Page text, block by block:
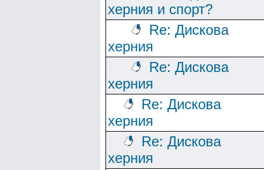
херния и спорт?
Re: Дискова
херния
Re: Дискова
херния
Re: Дискова
херния
Re: Дискова
херния